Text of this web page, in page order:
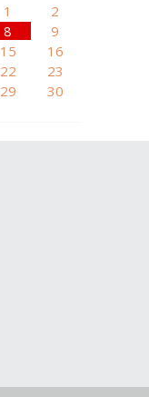
1
2
8
9
15
16
22
23
29
30